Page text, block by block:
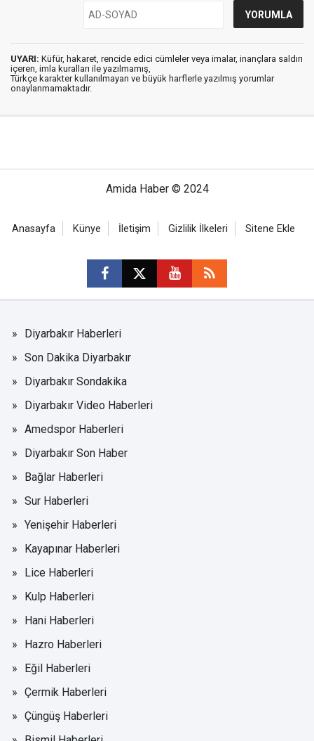
UYARI: Küfür, hakaret, rencide edici cümleler veya imalar, inançlara saldırı
içeren, imla kuralları ile yazılmamış,
Türkçe karakter kullanılmayan ve büyük harflerle yazılmış yorumlar
onaylanmamaktadır.
Amida Haber © 2024
Anasayfa Künye İletişim Gizlilik İlkeleri Sitene Ekle
Diyarbakır Haberleri
Son Dakika Diyarbakır
Diyarbakır Sondakika
Diyarbakır Video Haberleri
Amedspor Haberleri
Diyarbakır Son Haber
Bağlar Haberleri
Sur Haberleri
Yenişehir Haberleri
Kayapınar Haberleri
Lice Haberleri
Kulp Haberleri
Hani Haberleri
Hazro Haberleri
Eğil Haberleri
Çermik Haberleri
Çüngüş Haberleri